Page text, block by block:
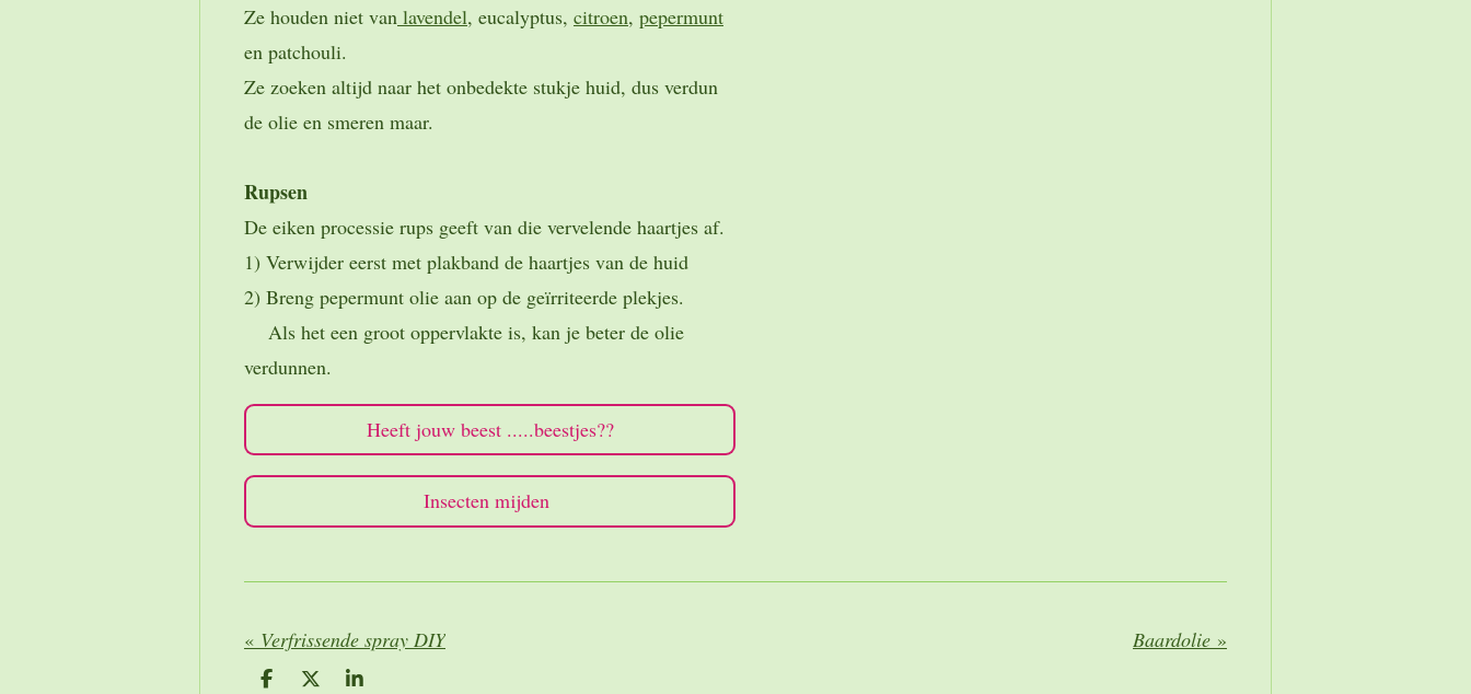
Ze houden niet van lavendel, eucalyptus, citroen, pepermunt
en patchouli.
Ze zoeken altijd naar het onbedekte stukje huid, dus verdun
de olie en smeren maar.
Rupsen
De eiken processie rups geeft van die vervelende haartjes af.
1) Verwijder eerst met plakband de haartjes van de huid
2) Breng pepermunt olie aan op de geïrriteerde plekjes.
Als het een groot oppervlakte is, kan je beter de olie
verdunnen.
Heeft jouw beest .....beestjes??
Insecten mijden
« Verfrissende spray DIY Baardolie »
D D S